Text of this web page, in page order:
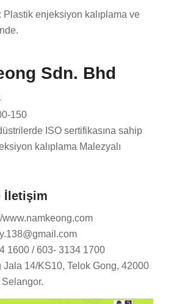
enjeksiyon kalıplama ve
Sdn. Bhd
150
ISO sertifikasına sahip
kalıplama Malezyalı
İletişim
www.namkeong.com
1600 / 603- 3134 1700
Jala 14/KS10, Telok Gong, 42000